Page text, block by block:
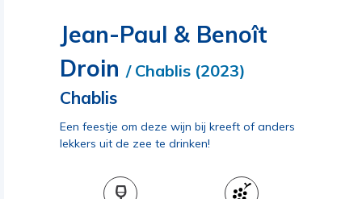
Jean-Paul & Benoît
Droin / Chablis (2023)
Chablis
Een feestje om deze wijn bij kreeft of anders
lekkers uit de zee te drinken!